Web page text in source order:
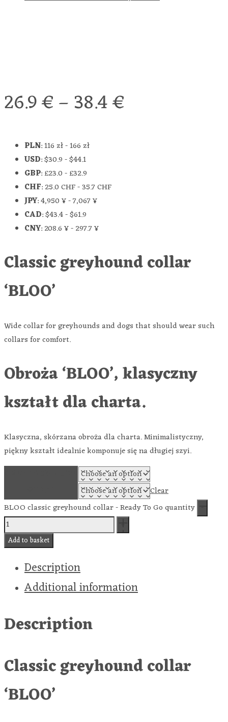
26.9€–38.4€
PLN:116 zł-166 zł
USD:$30.9-$44.1
GBP:£23.0-£32.9
CHF:25.0 CHF-35.7 CHF
JPY:4,950 ¥-7,067 ¥
CAD:$43.4-$61.9
CNY:208.6 ¥-297.7 ¥
Classic greyhound collar
‘BLOO’
Wide collar for greyhounds and dogs that should wear such
collars for comfort.
Obroża ‘BLOO’, klasyczny
kształt dla charta.
Klasyczna, skórzana obroża dla charta. Minimalistyczny,
piękny kształt idealnie komponuje się na długiej szyi.
Clear
BLOO classic greyhound collar - Ready To Go quantity
Add to basket
Description
Additional information
Description
Classic greyhound collar
‘BLOO’